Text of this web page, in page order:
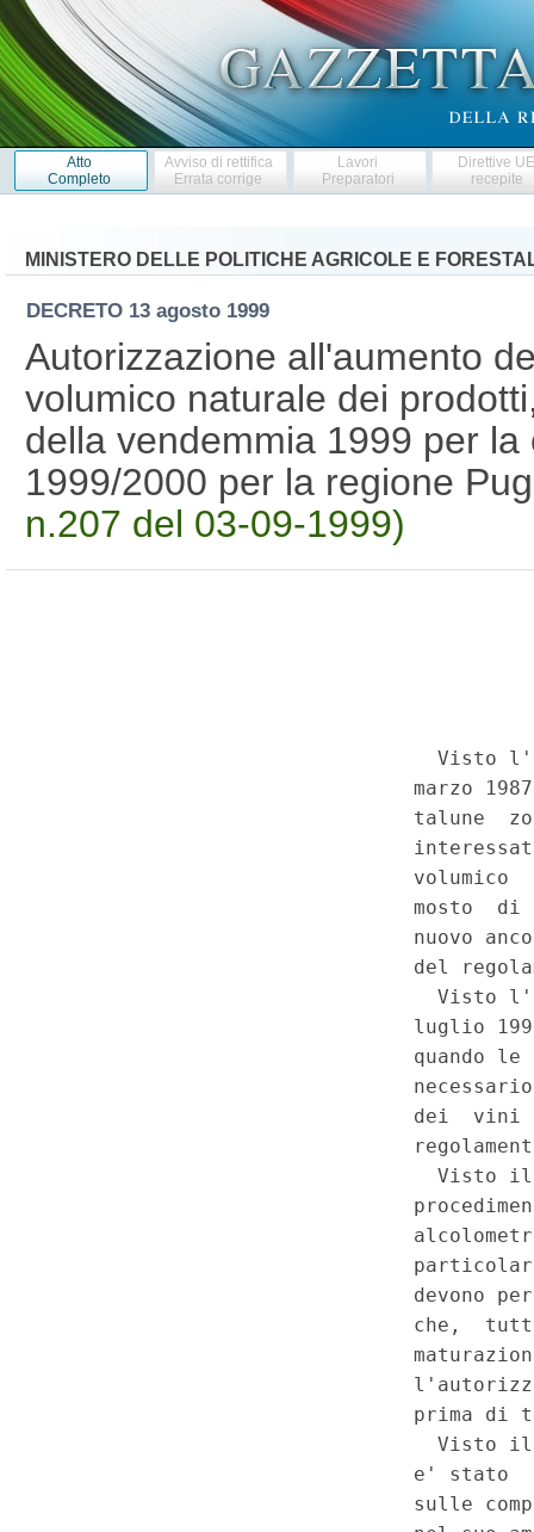
Atto
Completo
Avviso di rettifica
Errata corrige
Lavori
Preparatori
Direttive
recepite
MINISTERO DELLE POLITICHE AGRICOLE E
DECRETO 13 agosto 1999
Autorizzazione all'aumento
volumico naturale dei
della vendemmia 1999 per
1999/2000 per la regione
n.207 del 03-09-1999)